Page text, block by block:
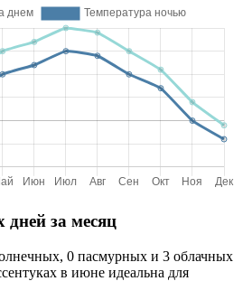
за месяц
0 пасмурных и 3 облачных
в июне идеальна для